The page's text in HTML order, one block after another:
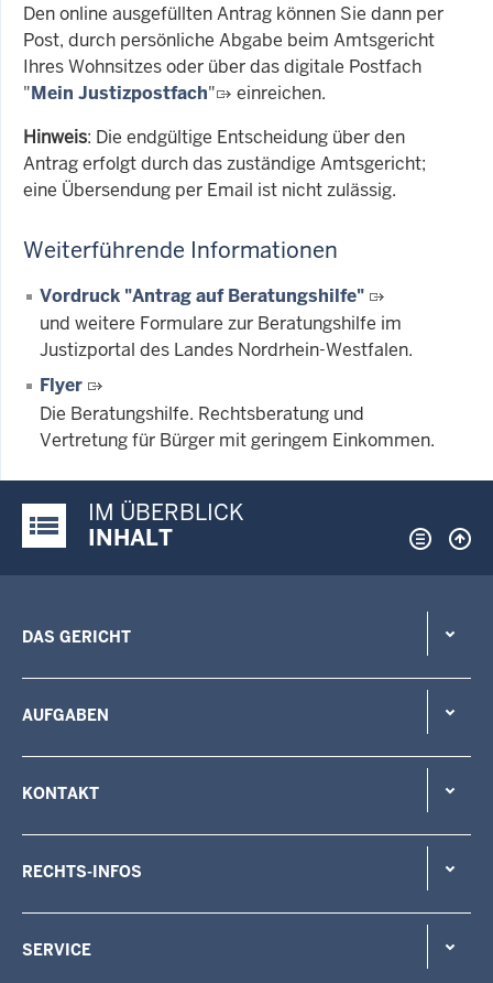
Den online ausgefüllten Antrag können Sie dann per
Post, durch persönliche Abgabe beim Amtsgericht
Ihres Wohnsitzes oder über das digitale Postfach
"Mein Justizpostfach"
einreichen.
Hinweis: Die endgültige Entscheidung über den
Antrag erfolgt durch das zuständige Amtsgericht;
eine Übersendung per Email ist nicht zulässig.
Weiterführende Informationen
Vordruck "Antrag auf Beratungshilfe"
und weitere Formulare zur Beratungshilfe im
Justizportal des Landes Nordrhein-Westfalen.
Flyer
Die Beratungshilfe. Rechtsberatung und
Vertretung für Bürger mit geringem Einkommen.
Justiz-Portal im Überblick:
IM ÜBERBLICK
INHALT
DAS GERICHT
AUFGABEN
KONTAKT
RECHTS-INFOS
SERVICE